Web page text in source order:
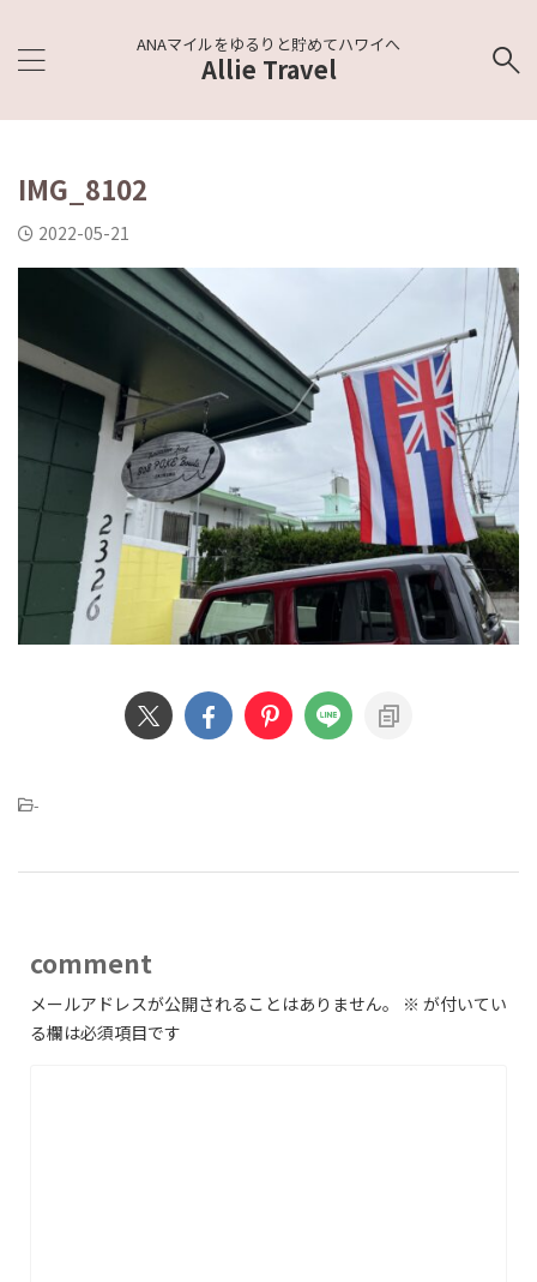
ANAマイルをゆるりと貯めてハワイへ
Allie Travel
IMG_8102
2022-05-21
-
comment
メールアドレスが公開されることはありません。 ※ が付いてい
る欄は必須項目です